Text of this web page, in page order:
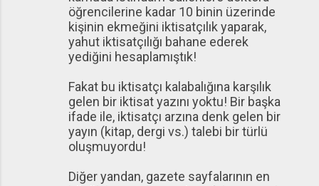
öğrencilerine kadar 10 binin üzerinde
kişinin ekmeğini iktisatçılık yaparak,
yahut iktisatçılığı bahane ederek
yediğini hesaplamıştık!
Fakat bu iktisatçı kalabalığına karşılık
gelen bir iktisat yazını yoktu! Bir başka
ifade ile, iktisatçı arzına denk gelen bir
yayın (kitap, dergi vs.) talebi bir türlü
oluşmuyordu!
Diğer yandan, gazete sayfalarının en